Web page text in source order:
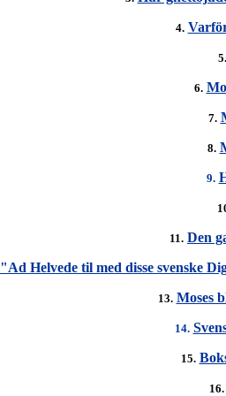
4.
5.
6.
7.
8.
9.
11. Den
"Ad Helvede til med disse svenske
13. Moses
14.
15.
16.